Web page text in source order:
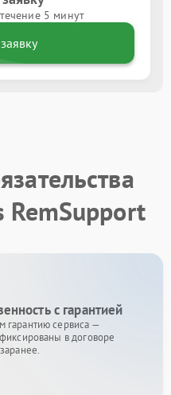
5 минут
RemSupport
с гарантией
гарантию сервиса —
в договоре